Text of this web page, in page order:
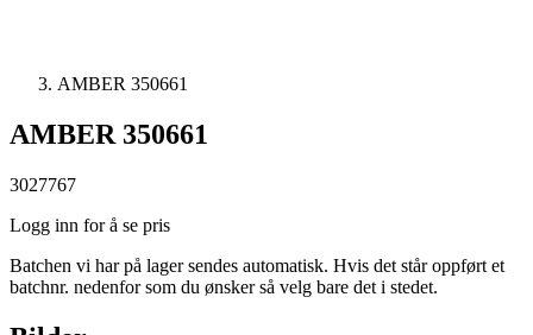
AMBER 350661
AMBER 350661
3027767
Logg inn for å se pris
Batchen vi har på lager sendes automatisk. Hvis det står oppført et
batchnr. nedenfor som du ønsker så velg bare det i stedet.